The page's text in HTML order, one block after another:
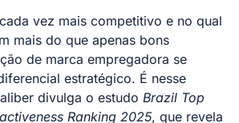
vez mais competitivo e no qual
mais do que apenas bons
de marca empregadora se
estratégico. É nesse
divulga o estudo Brazil Top
Ranking 2025, que revela